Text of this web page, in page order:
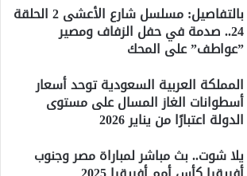
بالتفاصيل: مسلسل شارع الأعشى 2 الحلقة
24.. صدمة في حفل الزفاف ومصير
”عواطف” على المحك
المملكة العربية السعودية توحد أسعار
أسطوانات الغاز المسال على مستوى
الدولة اعتبارًا من يناير 2026
يلا شوت.. بث مباشر لمباراة مصر وجنوب